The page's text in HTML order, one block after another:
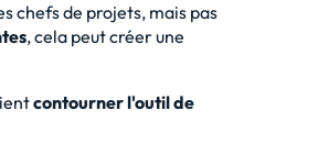
chefs de projets, mais pas
, cela peut créer une
contournerl'outil de